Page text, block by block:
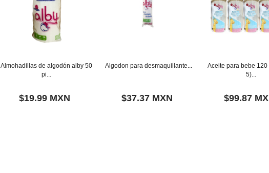
Almohadillas de algodón alby 50
pi...
$19.99 MXN
Algodon para desmaquillante...
$37.37 MXN
Aceite para bebe 120
5)...
$99.87